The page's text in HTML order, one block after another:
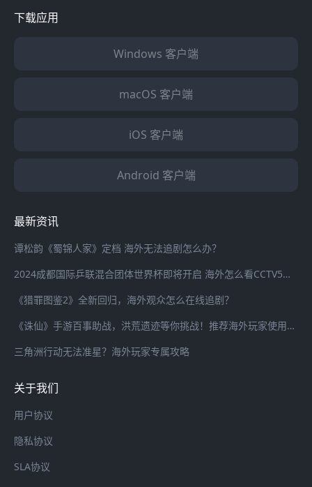
下载应用
Windows 客户端
macOS 客户端
iOS 客户端
Android 客户端
最新资讯
谭松韵《蜀锦人家》定档 海外无法追剧怎么办？
2024成都国际乒联混合团体世界杯即将开启 海外怎么看CCTV5全程直播？
《猎罪图鉴2》全新回归，海外观众怎么在线追剧？
《诛仙》手游百事助战，洪荒遗迹等你挑战！推荐海外玩家使用海螺加速器畅连国服游戏
三角洲行动无法准星？海外玩家专属攻略
关于我们
用户协议
隐私协议
SLA协议